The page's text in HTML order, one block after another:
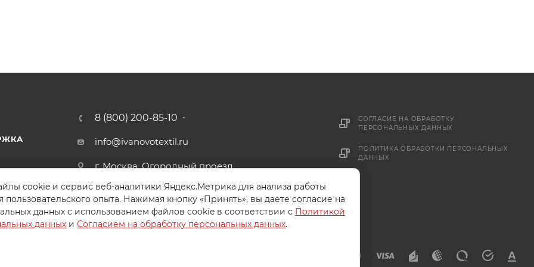
8 (800) 200-85-10
info@ivanovotextil.ru
г. Москва, Огородный проезд,
СОГЛАСИЕ НА ОБРАБОТКУ
ПЕРСОНАЛЬНЫХ ДАННЫХ
ПОЛИТИКА ОБРАБОТКИ ПЕРСОНАЛЬНЫХ
ДАННЫХ
cookie и сервис веб-аналитики Яндекс.Метрика для анализа работы
пользовательского опыта. Нажимая кнопку «Принять», вы даете согласие на
данных с использованием файлов cookie в соответствии с Политикой
данных и Согласием на обработку персональных данных.